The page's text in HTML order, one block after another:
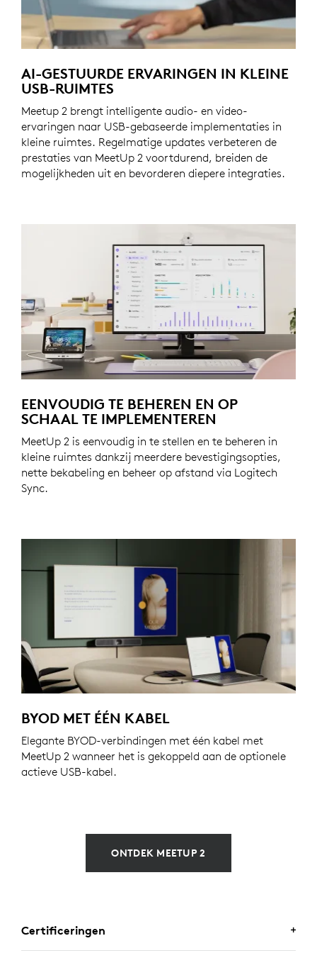
AI-GESTUURDE ERVARINGEN IN KLEINE
USB-RUIMTES
Meetup 2 brengt intelligente audio- en video-
ervaringen naar USB-gebaseerde implementaties in
kleine ruimtes. Regelmatige updates verbeteren de
prestaties van MeetUp 2 voortdurend, breiden de
mogelijkheden uit en bevorderen diepere integraties.
EENVOUDIG TE BEHEREN EN OP
SCHAAL TE IMPLEMENTEREN
MeetUp 2 is eenvoudig in te stellen en te beheren in
kleine ruimtes dankzij meerdere bevestigingsopties,
nette bekabeling en beheer op afstand via Logitech
Sync.
BYOD MET ÉÉN KABEL
Elegante BYOD-verbindingen met één kabel met
MeetUp 2 wanneer het is gekoppeld aan de optionele
actieve USB-kabel.
ONTDEK MEETUP 2
Certificeringen